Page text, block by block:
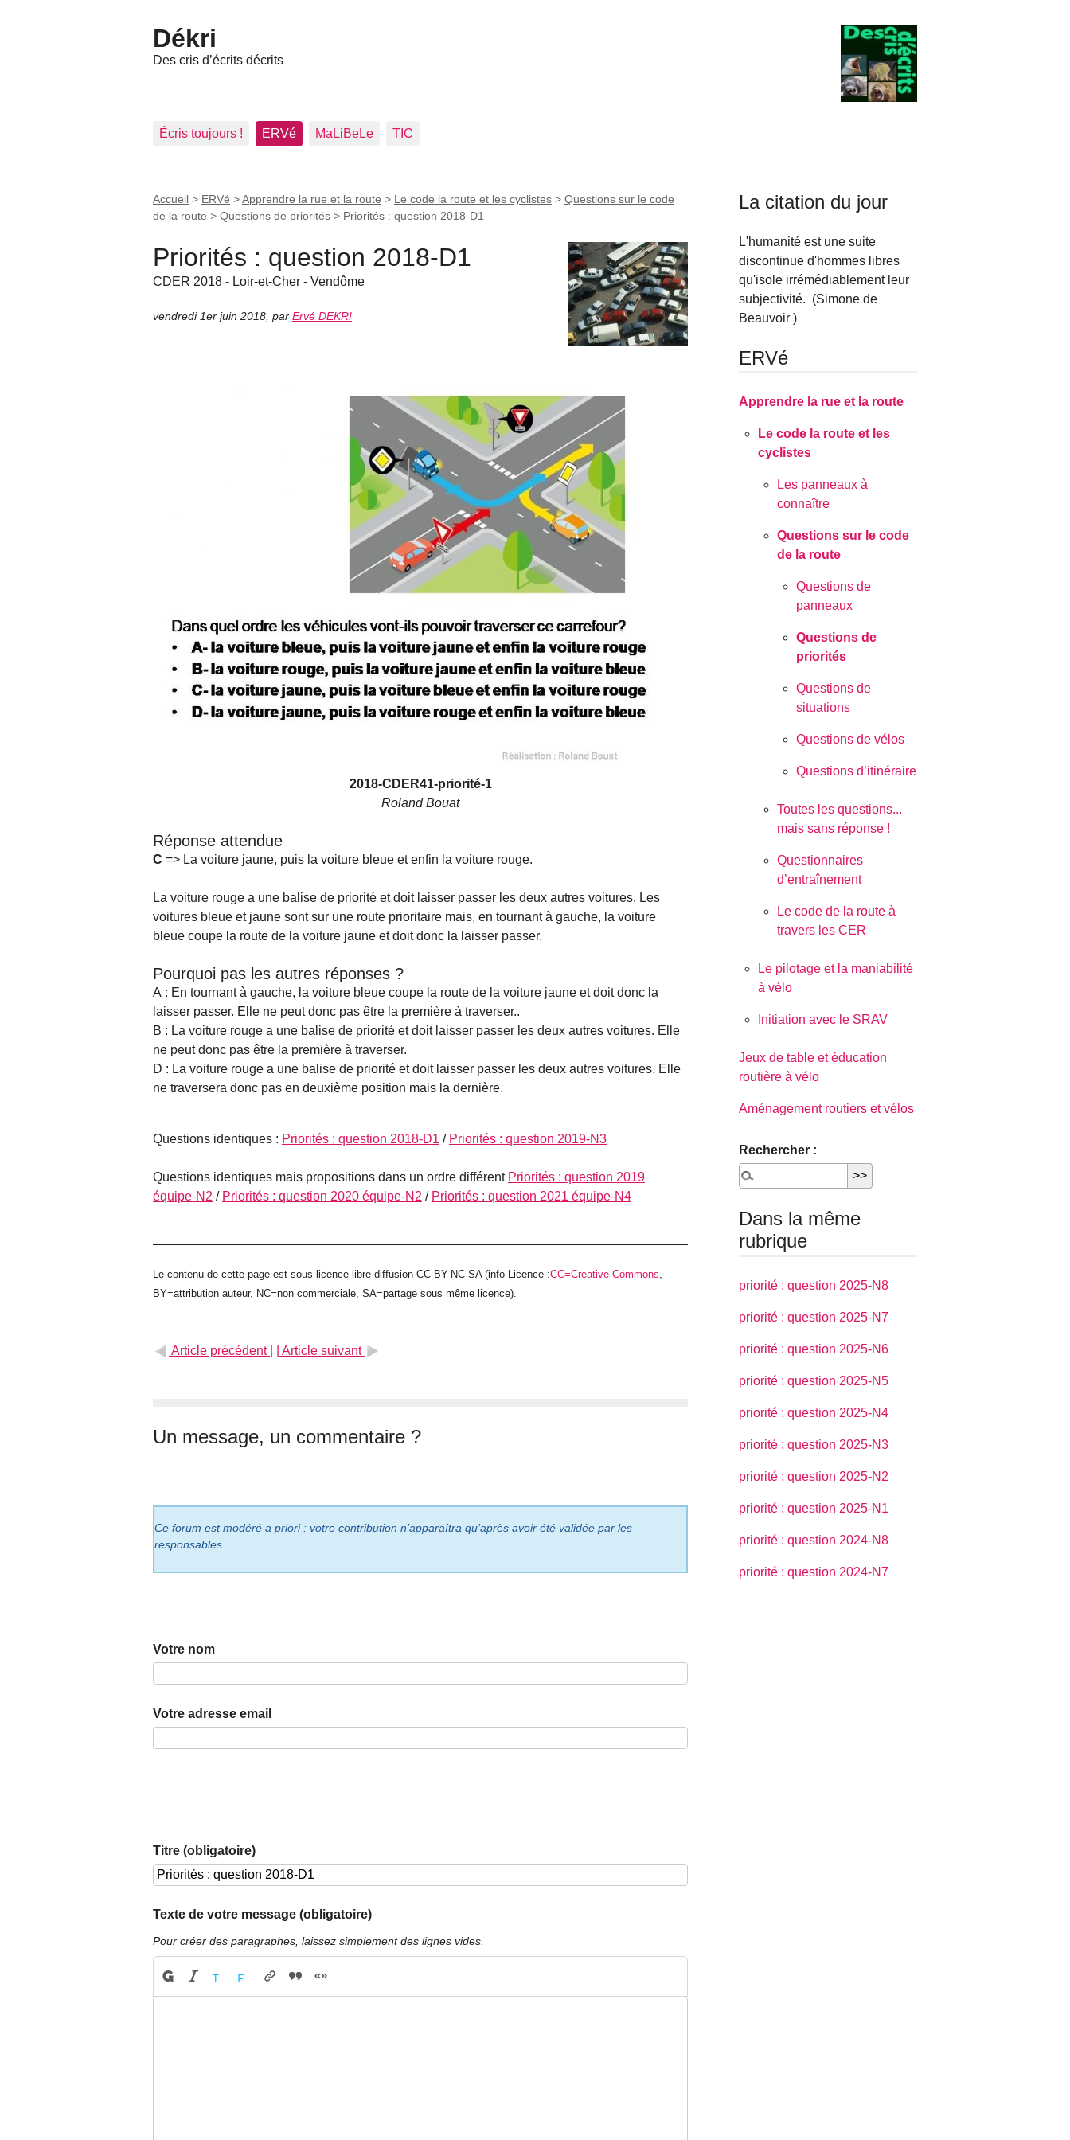
Dékri
Des cris d’écrits décrits
Écris toujours ! ERVé MaLiBeLe TIC
Accueil > ERVé >Apprendre la rue et la route > Le code la route et les cyclistes > Questions sur le code
de la route > Questions de priorités > Priorités : question 2018-D1
Priorités : question 2018-D1
CDER 2018 - Loir-et-Cher - Vendôme
vendredi 1er juin 2018 par Ervé DEKRI
2018-CDER41-priorité-1
Roland Bouat
Réponse attendue
C => La voiture jaune, puis la voiture bleue et enfin la voiture rouge.
La voiture rouge a une balise de priorité et doit laisser passer les deux autres voitures. Les
voitures bleue et jaune sont sur une route prioritaire mais, en tournant à gauche, la voiture
bleue coupe la route de la voiture jaune et doit donc la laisser passer.
Pourquoi pas les autres réponses ?
A : En tournant à gauche, la voiture bleue coupe la route de la voiture jaune et doit donc la
laisser passer. Elle ne peut donc pas être la première à traverser..
B : La voiture rouge a une balise de priorité et doit laisser passer les deux autres voitures. Elle
ne peut donc pas être la première à traverser.
D : La voiture rouge a une balise de priorité et doit laisser passer les deux autres voitures. Elle
ne traversera donc pas en deuxième position mais la dernière.
Questions identiques : Priorités : question 2018-D1 / Priorités : question 2019-N3
Questions identiques mais propositions dans un ordre différent Priorités : question 2019
équipe-N2 / Priorités : question 2020 équipe-N2 / Priorités : question 2021 équipe-N4
Le contenu de cette page est sous licence libre diffusion CC-BY-NC-SA (info Licence :CC=Creative Commons
BY=attribution auteur, NC=non commerciale, SA=partage sous même licence).
Article précédent | | Article suivant
Un message, un commentaire ?
Ce forum est modéré a priori : votre contribution n’apparaîtra qu’après avoir été validée par les
responsables.
Votre nom
Votre adresse email
Titre (obligatoire)
Texte de votre message (obligatoire)
Pour créer des paragraphes, laissez simplement des lignes vides.
La citation du jour
L'humanité est une suite
discontinue d'hommes libres
qu'isole irrémédiablement leur
subjectivité. (Simone de
Beauvoir )
ERVé
Apprendre la rue et la route
Le code la route et les
cyclistes
Les panneaux à
connaître
Questions sur le code
de la route
Questions de
panneaux
Questions de
priorités
Questions de
situations
Questions de vélos
Questions d’itinéraire
Toutes les questions...
mais sans réponse !
Questionnaires
d’entraînement
Le code de la route à
travers les CER
Le pilotage et la maniabilité
à vélo
Initiation avec le SRAV
Jeux de table et éducation
routière à vélo
Aménagement routiers et vélos
Rechercher :
Dans la même
rubrique
priorité : question 2025-N8
priorité : question 2025-N7
priorité : question 2025-N6
priorité : question 2025-N5
priorité : question 2025-N4
priorité : question 2025-N3
priorité : question 2025-N2
priorité : question 2025-N1
priorité : question 2024-N8
priorité : question 2024-N7